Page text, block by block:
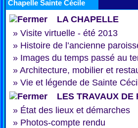
Chapelle Sainte Cécile
LA CHAPELLE
» Visite virtuelle - été 2013
» Histoire de l’ancienne
» Images du temps passé au
» Architecture, mobilier et
» Vie et légende de Sainte
LES TRAVAUX DE
» État des lieux et démarches
» Photos-compte rendu